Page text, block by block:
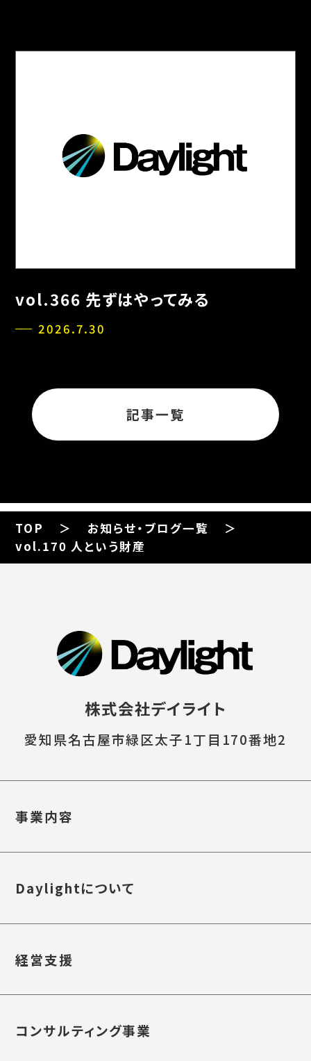
vol.366 先ずはやってみる
2026.7.30
記事一覧
TOP
お知らせ・ブログ一覧
vol.170 人という財産
株式会社デイライト
愛知県名古屋市緑区太子1丁目170番地2
事業内容
Daylightについて
経営支援
コンサルティング事業